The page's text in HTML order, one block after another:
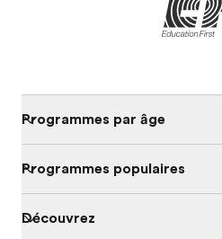
Programmes par âge
Programmes populaires
Découvrez